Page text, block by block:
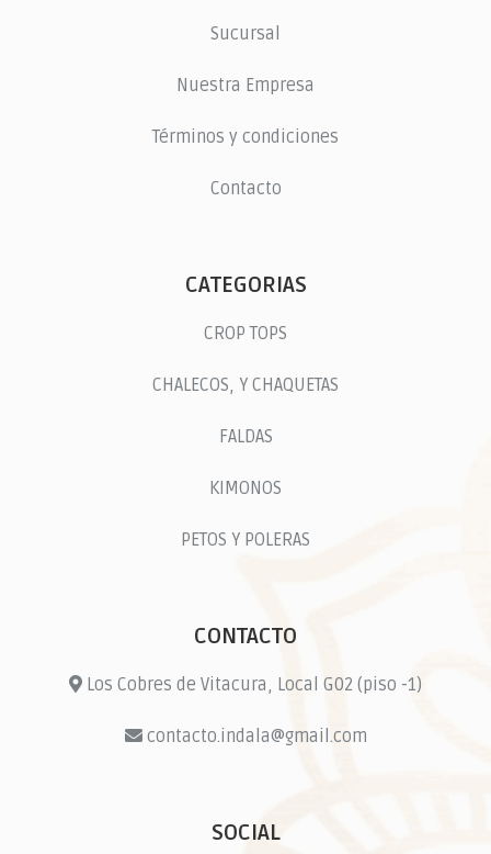
Sucursal
Nuestra Empresa
Términos y condiciones
Contacto
CATEGORIAS
CROP TOPS
CHALECOS, Y CHAQUETAS
FALDAS
KIMONOS
PETOS Y POLERAS
CONTACTO
Los Cobres de Vitacura, Local G02 (piso -1)
contacto.indala@gmail.com
SOCIAL